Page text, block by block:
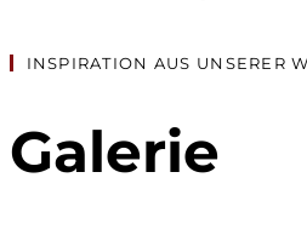
Galerie
INSPIRATION AUS UNSERER